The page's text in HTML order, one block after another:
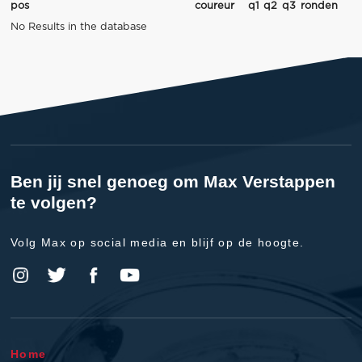
pos coureur q1 q2 q3 ronden
No Results in the database
Ben jij snel genoeg om Max Verstappen
te volgen?
Volg Max op social media en blijf op de hoogte.
Home